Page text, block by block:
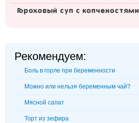
Гороховый суп с копченостями
Рекомендуем:
Боль в горле при беременности
Можно или нельзя беременным чай?
Мясной салат
Торт из зефира